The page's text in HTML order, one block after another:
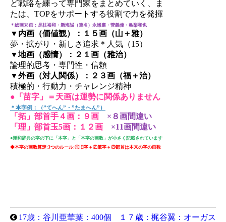
ど戦略を練って専門家をまとめていく、ま
たは、TOPをサポートする役割で力を発揮
＊総画38画：是枝裕和・新海誠（筆名）永瀬廉・菅義偉・亀梨和也
▼内画（価値観）：１５画（山＋雅）
夢・拡がり・新しさ追求＊人気（15）
▼地画（感情）：２１画（雅治）
論理的思考・専門性・信頼
▼外画（対人関係）：２３画（福＋治）
積極的・行動力・チャレンジ精神
●「苗字」＝天画は運勢に関係ありません
＊本字例：（”てへん”・”たまへん”）
「拓」部首手４画：９画
×８画間違い
「理」部首玉5画：１２画
×11画間違い
●漢和辞典の字の下に「本字」と「本字の画数」が小さく記載されています
◆本字の画数算定:3つのルール:①旧字＋②筆字＋③部首は本来の字の画数
17歳：谷川亜華葉：400個
１７歳：梶谷翼：オーガス